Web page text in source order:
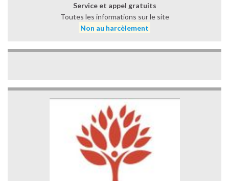
Service et appel gratuits
Toutes les informations sur le site
Non au harcèlement